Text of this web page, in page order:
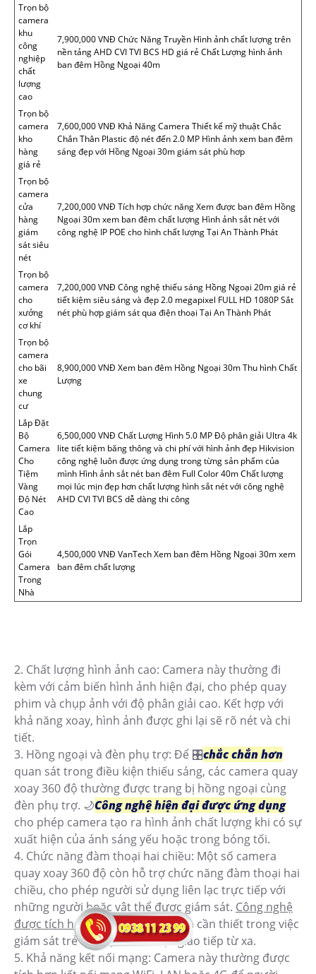
Trọn bộ
camera
khu
công
nghiệp
chất
lượng
cao
7,900,000 VNĐ Chức Năng Truyền Hình ảnh chất lượng trên
nền tảng AHD CVI TVI BCS HD giá rẻ Chất Lượng hình ảnh
ban đêm Hồng Ngoại 40m
Trọn bộ
camera
kho
hàng
giá rẻ
7,600,000 VNĐ Khả Năng Camera Thiết kế mỹ thuật Chắc
Chắn Thân Plastic độ nét đến 2.0 MP Hình ảnh xem ban đêm
sáng đẹp với Hồng Ngoại 30m giám sát phù hơp
Trọn bộ
camera
cửa
hàng
giám
sát siêu
nét
7,200,000 VNĐ Tích hợp chức năng Xem được ban đêm Hồng
Ngoại 30m xem ban đêm chất lượng Hình ảnh sắt nét với
công nghệ IP POE cho hình chất lượng Tại An Thành Phát
Trọn bộ
camera
cho
xưởng
cơ khí
7,200,000 VNĐ Công nghệ thiếu sáng Hồng Ngoại 20m giá rẻ
tiết kiệm siêu sáng và đẹp 2.0 megapixel FULL HD 1080P Sắt
nét phù hợp giám sát qua điện thoại Tại An Thành Phát
Trọn bộ
camera
cho bãi
xe
chung
cư
8,900,000 VNĐ Xem ban đêm Hồng Ngoại 30m Thu hình Chất
Lượng
Lắp Đặt
Bộ
Camera
Cho
Tiệm
Vàng
Độ Nét
Cao
6,500,000 VNĐ Chất Lượng Hình 5.0 MP Độ phân giải Ultra 4k
lite tiết kiệm băng thông và chi phí với hình ảnh đẹp Hikvision
công nghệ luôn được ứng dụng trong từng sản phẩm của
mình Hình ảnh sắt nét ban đêm Full Color 40m Chất lượng
mọi lúc mịn đẹp hơn chất lượng hình sắt nét với công nghệ
AHD CVI TVI BCS dễ dàng thi công
Lắp
Trọn
Gói
Camera
Trong
Nhà
4,500,000 VNĐ VanTech Xem ban đêm Hồng Ngoại 30m xem
ban đêm chất lượng
2. Chất lượng hình ảnh cao: Camera này thường đi
kèm với cảm biến hình ảnh hiện đại, cho phép quay
phim và chụp ảnh với độ phân giải cao. Kết hợp với
khả năng xoay, hình ảnh được ghi lại sẽ rõ nét và chi
tiết.
3. Hồng ngoại và đèn phụ trợ: Để 🎛chắc chắn hơn
quan sát trong điều kiện thiếu sáng, các camera quay
xoay 360 độ thường được trang bị hồng ngoại cùng
đèn phụ trợ. 🌙Công nghệ hiện đại được ứng dụng
cho phép camera tạo ra hình ảnh chất lượng khi có sự
xuất hiện của ánh sáng yếu hoặc trong bóng tối.
4. Chức năng đàm thoại hai chiều: Một số camera
quay xoay 360 độ còn hỗ trợ chức năng đàm thoại hai
chiều, cho phép người sử dụng liên lạc trực tiếp với
những người hoặc vật thể được giám sát. Công nghệ
được tích hợp cao cấprất Tiên ích cần thiết trong việc
giám sát trẻ em, vật nuôi hoặc giao tiếp từ xa.
5. Khả năng kết nối mạng: Camera này thường được